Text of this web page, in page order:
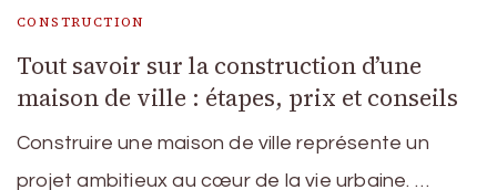
CONSTRUCTION
Tout savoir sur la construction d’une
maison de ville : étapes, prix et conseils
Construire une maison de ville représente un
projet ambitieux au cœur de la vie urbaine. …